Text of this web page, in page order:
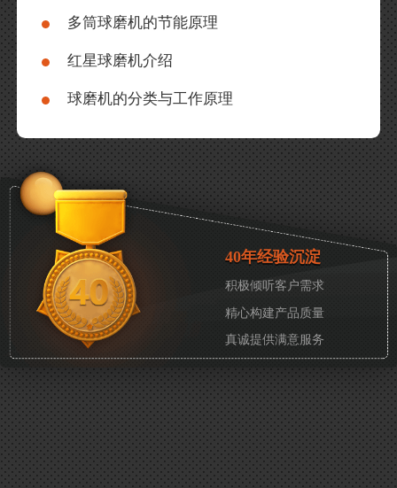
多筒球磨机的节能原理
红星球磨机介绍
球磨机的分类与工作原理
40年经验沉淀
积极倾听客户需求
精心构建产品质量
真诚提供满意服务